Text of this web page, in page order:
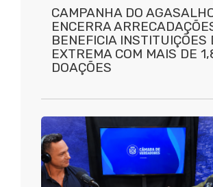
CAMPANHA DO
ENCERRA
BENEFICIA INSTITUIÇÕES
EXTREMA COM MAIS DE
DOAÇÕES